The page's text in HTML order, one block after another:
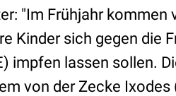
"Im Frühjahr kommen
Kinder sich gegen die
impfen lassen sollen.
von der Zecke